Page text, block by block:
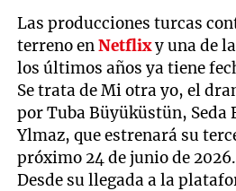
Las producciones turcas
terreno enNetflixy una de
los últimos años ya tiene
Se trata de Mi otra yo, el
por Tuba Büyüküstün, Seda
Ylmaz, que estrenará su
próximo 24 de junio de 2026.
Desde su llegada a la